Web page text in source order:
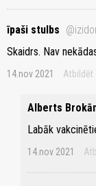
īpaši stulbs
Skaidrs. Nav
14.nov 2021 Atbildēt
Alberts
Labāk
14.nov 2021